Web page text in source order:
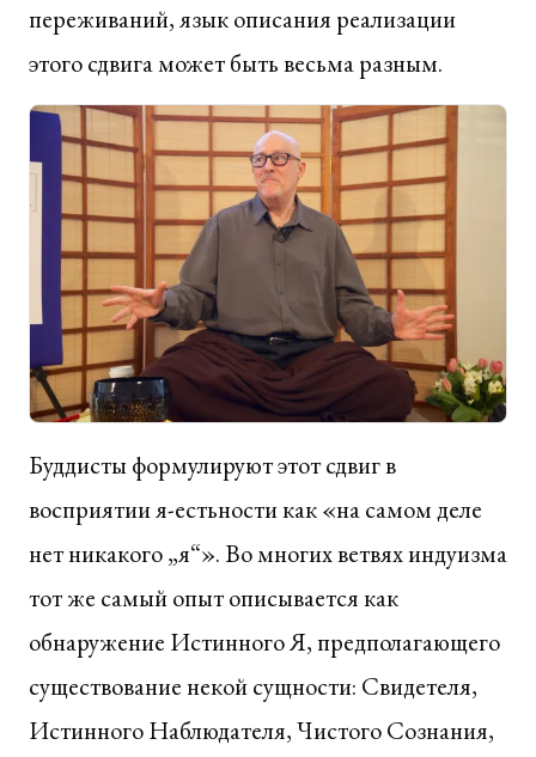
переживаний, язык описания реализации
этого сдвига может быть весьма разным.
Буддисты формулируют этот сдвиг в
восприятии я-естьности как «на самом деле
нет никакого „я“». Во многих ветвях индуизма
тот же самый опыт описывается как
обнаружение Истинного Я, предполагающего
существование некой сущности: Свидетеля,
Истинного Наблюдателя, Чистого Сознания,